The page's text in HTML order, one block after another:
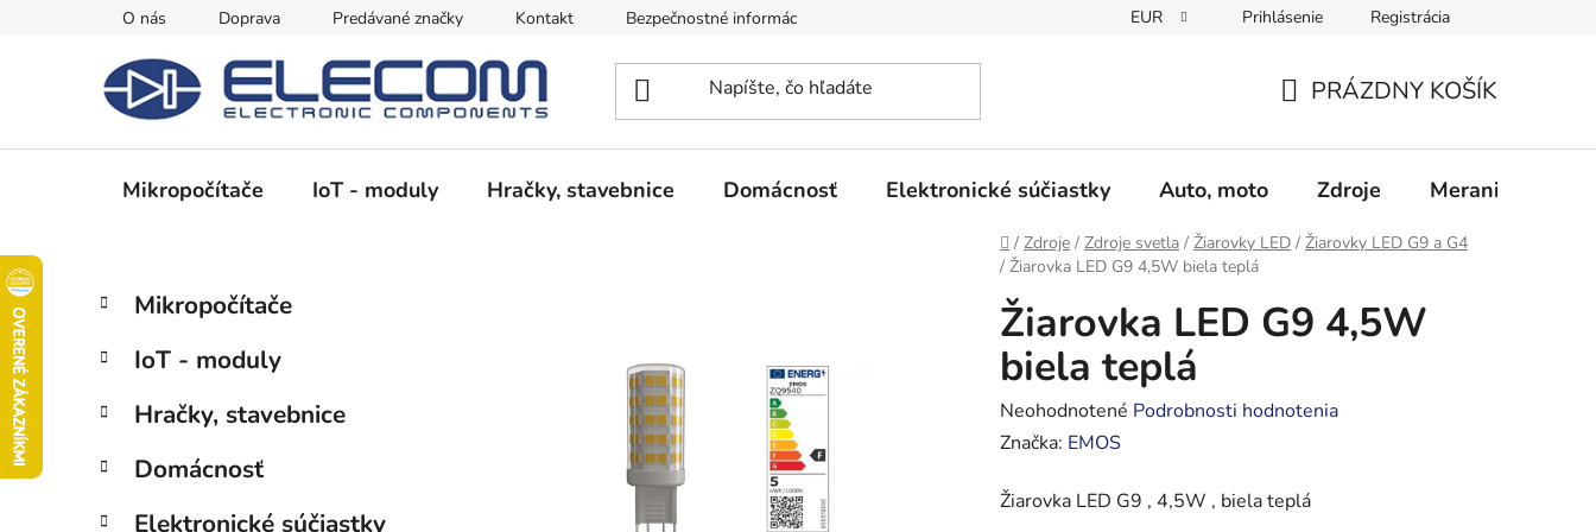
O nás Doprava Predávané značky Kontakt Bezpečnostné informácie Obchodné podmienky Podmienky ochrany osobných údajov
EUR Prihlásenie Registrácia
KOŠÍK
PRÁZDNY KOŠÍK
Mikropočítače IoT - moduly Hračky, stavebnice Domácnosť Elektronické súčiastky Auto, moto Zdroje Meranie -
Domov
/ Zdroje / Zdroje svetla / Žiarovky LED / Žiarovky LED G9 a G4
/ Žiarovka LED G9 4,5W biela teplá
B
č
ý
a
n
Preskočiť
kategórie
K
a
e
ó
i
Mikropočítače
IoT - moduly
Hračky, stavebnice
Domácnosť
Elektronické súčiastky
Žiarovka LED G9 4,5W
biela teplá
Priemerné
hodnotenie
je
Neohodnotené Podrobnosti hodnotenia
Značka: EMOS
Žiarovka LED G9 , 4,5W , biela teplá